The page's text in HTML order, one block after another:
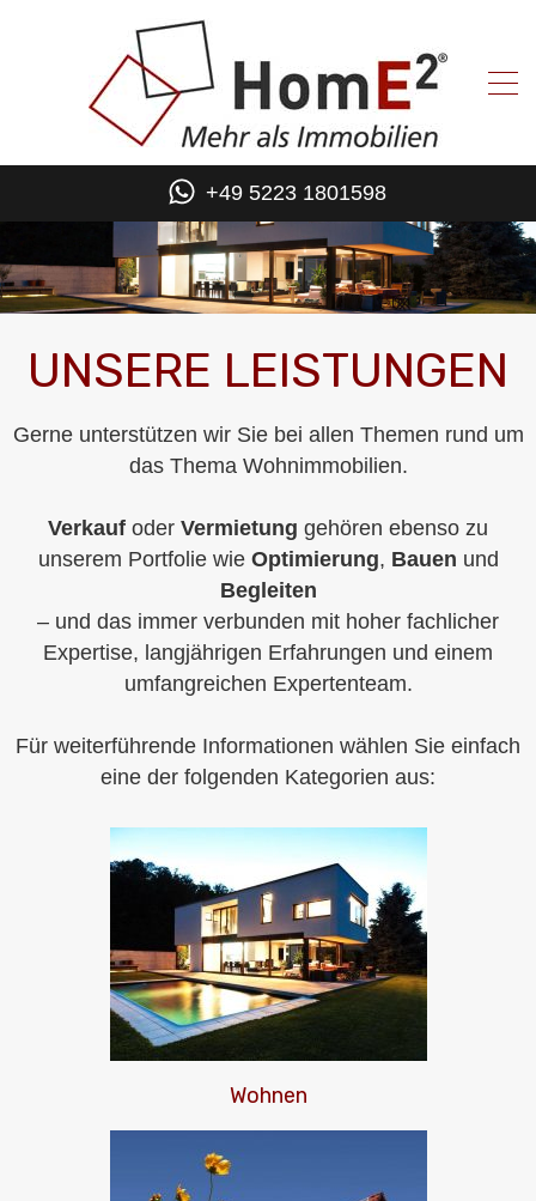
+49 5223 1801598
UNSERE LEISTUNGEN
Gerne unterstützen wir Sie bei allen Themen rund um
das Thema Wohnimmobilien.
Verkauf oder Vermietung gehören ebenso zu
unserem Portfolie wie Optimierung, Bauen und
Begleiten
– und das immer verbunden mit hoher fachlicher
Expertise, langjährigen Erfahrungen und einem
umfangreichen Expertenteam.
Für weiterführende Informationen wählen Sie einfach
eine der folgenden Kategorien aus:
Wohnen